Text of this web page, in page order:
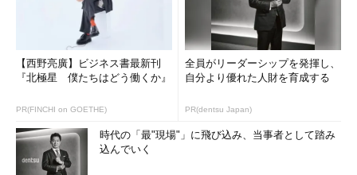
【西野亮廣】ビジネス書最新刊
『北極星 僕たちはどう働くか』
PR(FINCHI on GOETHE)
全員がリーダーシップを発揮し、
自分より優れた人財を育成する
PR(dentsu Japan)
時代の「最"現場"」に飛び込み、当事者として踏み
込んでいく